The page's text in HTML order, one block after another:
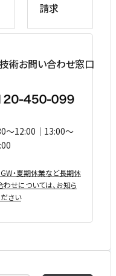
請求
術お問い合わせ窓口
〜12:00｜13:00〜
・夏期休業など⻑期休
せについては、お知ら
さい